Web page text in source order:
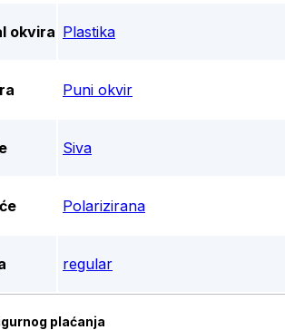
okvira Plastika
Puni okvir
Siva
Polarizirana
regular
plaćanja